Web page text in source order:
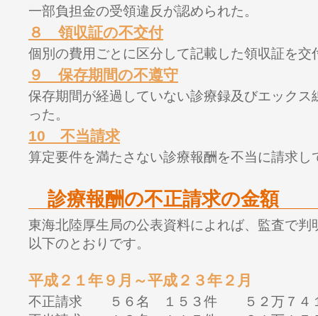
一部負担金の受領違反が認められた。
８ 領収証の不交付
個別の費用ごとに区分して記載した領収証を交
９ 保存期間の不遵守
保存期間が経過していない診療録及びエック
った。
10 不当請求
算定要件を満たさない診療報酬を不当に請求し
診療報酬の不正請求の金額
東海北陸厚生局の公表資料によれば、監査で
以下のとおりです。
平成２１年９月～平成２３年２月
不正請求 ５６名 １５３件 ５２万７４